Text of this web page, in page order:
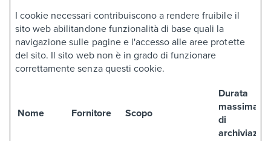
I cookie necessari contribuiscono a rendere fruibile il
sito web abilitandone funzionalità di base quali la
navigazione sulle pagine e l'accesso alle aree protette
del sito. Il sito web non è in grado di funzionare
correttamente senza questi cookie.
Nome Fornitore Scopo
Durata
massima
di